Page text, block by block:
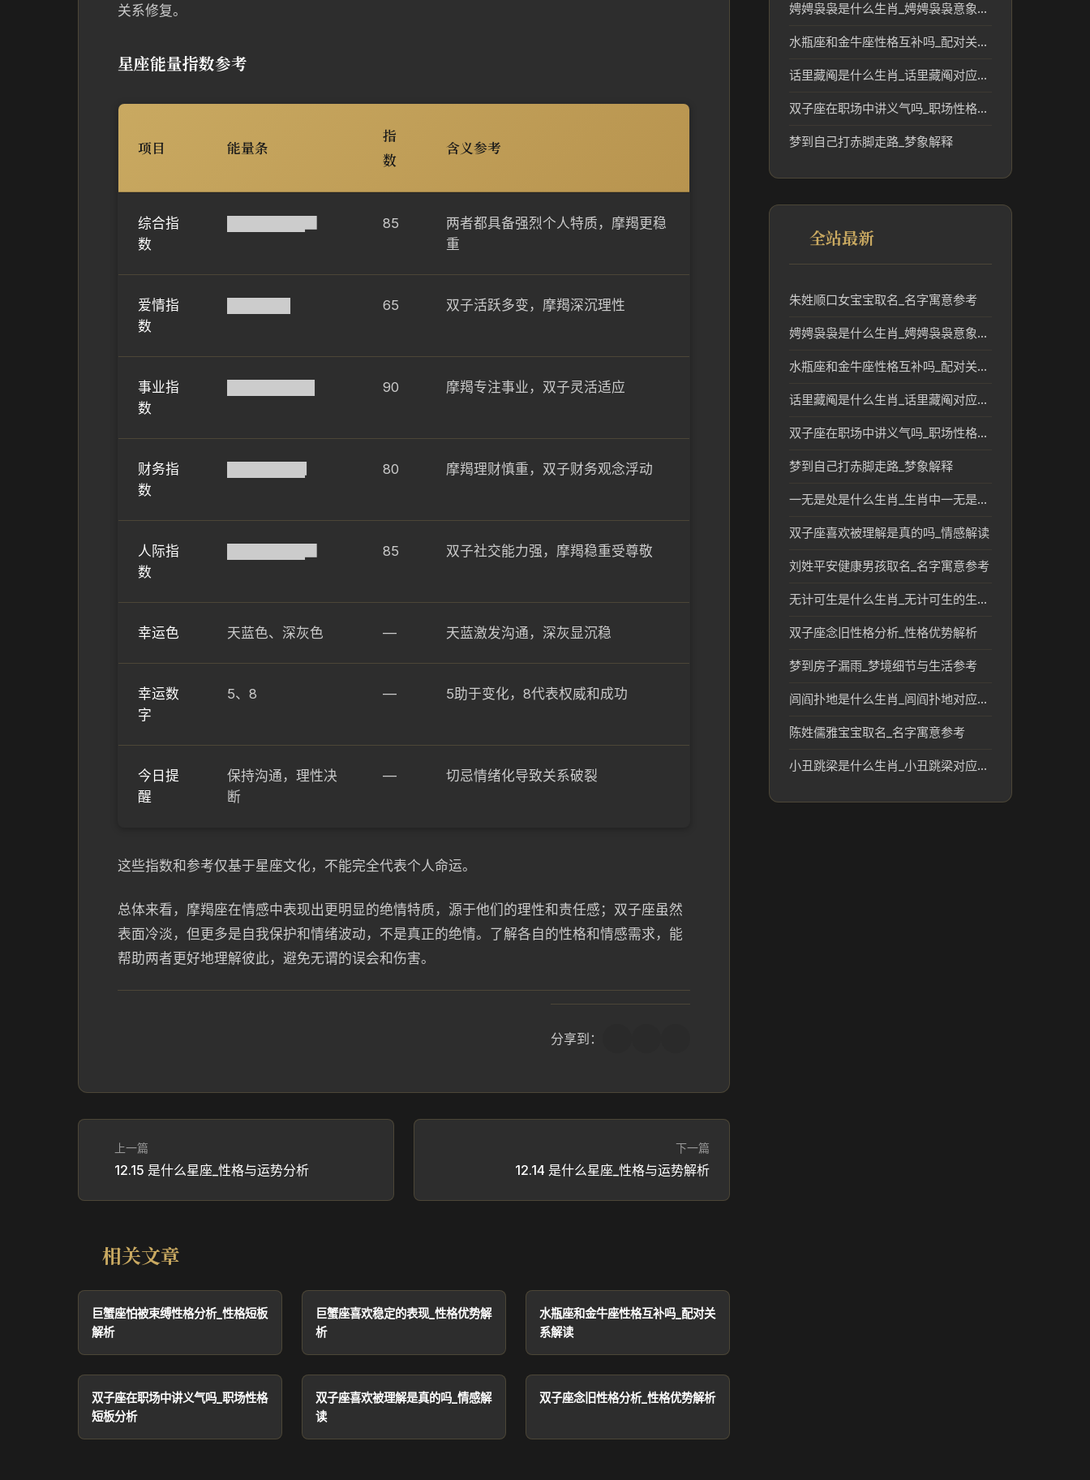
关系修复。
星座能量指数参考
项目 能量条
指
数
含义参考
综合指
数
85
两者都具备强烈个人特质，摩羯更稳
重
爱情指
数
65 双子活跃多变，摩羯深沉理性
事业指
数
90 摩羯专注事业，双子灵活适应
财务指
数
80 摩羯理财慎重，双子财务观念浮动
人际指
数
85 双子社交能力强，摩羯稳重受尊敬
幸运色 天蓝色、深灰色 — 天蓝激发沟通，深灰显沉稳
幸运数
字
5、8 — 5助于变化，8代表权威和成功
今日提
醒
保持沟通，理性决
断
— 切忌情绪化导致关系破裂
这些指数和参考仅基于星座文化，不能完全代表个人命运。
总体来看，摩羯座在情感中表现出更明显的绝情特质，源于他们的理性和责任感；双子座虽然
表面冷淡，但更多是自我保护和情绪波动，不是真正的绝情。了解各自的性格和情感需求，能
帮助两者更好地理解彼此，避免无谓的误会和伤害。
分享到：
上一篇
12.15 是什么星座_性格与运势分析
下一篇
12.14 是什么星座_性格与运势解析
相关文章
巨蟹座怕被束缚性格分析_性格短板
解析
巨蟹座喜欢稳定的表现_性格优势解
析
水瓶座和金牛座性格互补吗_配对关
系解读
双子座在职场中讲义气吗_职场性格
短板分析
双子座喜欢被理解是真的吗_情感解
读
双子座念旧性格分析_性格优势解析
娉娉袅袅是什么生肖_娉娉袅袅意象对应的生肖解读
水瓶座和金牛座性格互补吗_配对关系解读
话里藏阄是什么生肖_话里藏阄对应的生肖及文化解读
双子座在职场中讲义气吗_职场性格短板分析
梦到自己打赤脚走路_梦象解释
全站最新
朱姓顺口女宝宝取名_名字寓意参考
娉娉袅袅是什么生肖_娉娉袅袅意象对应的生肖解读
水瓶座和金牛座性格互补吗_配对关系解读
话里藏阄是什么生肖_话里藏阄对应的生肖及文化解读
双子座在职场中讲义气吗_职场性格短板分析
梦到自己打赤脚走路_梦象解释
一无是处是什么生肖_生肖中一无是处的象征及文化解读
双子座喜欢被理解是真的吗_情感解读
刘姓平安健康男孩取名_名字寓意参考
无计可生是什么生肖_无计可生的生肖象征与民俗解读
双子座念旧性格分析_性格优势解析
梦到房子漏雨_梦境细节与生活参考
闾阎扑地是什么生肖_闾阎扑地对应的生肖及民俗含义解析
陈姓儒雅宝宝取名_名字寓意参考
小丑跳梁是什么生肖_小丑跳梁对应的生肖及文化含义解析